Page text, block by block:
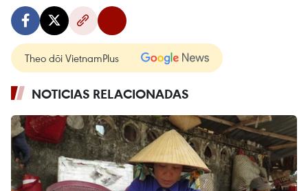
Theo dõi VietnamPlus
NOTICIAS RELACIONADAS